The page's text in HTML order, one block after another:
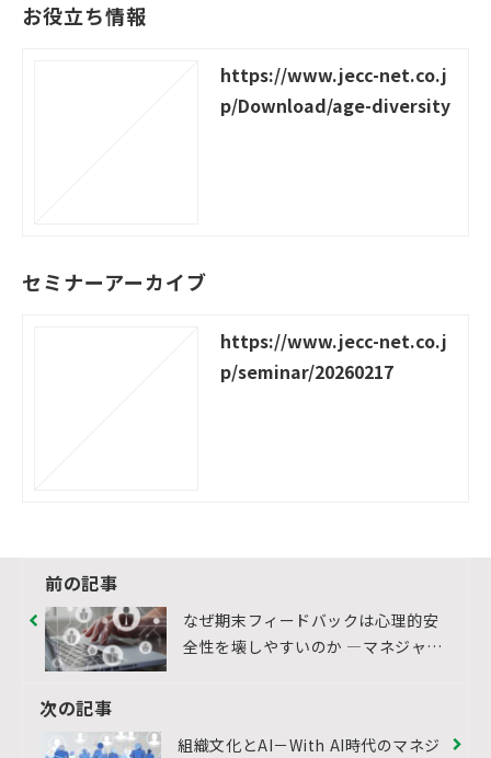
お役立ち情報
https://www.jecc-net.co.j
p/Download/age-diversity
セミナーアーカイブ
https://www.jecc-net.co.j
p/seminar/20260217
前の記事
なぜ期末フィードバックは心理的安
全性を壊しやすいのか ―マネジャー
次の記事
組織文化とAI－With AI時代のマネジ